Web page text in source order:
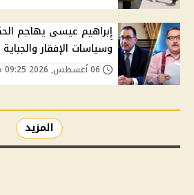
إبراهيم عيسى يهاجم
وسياسات الإفقار
المزيد